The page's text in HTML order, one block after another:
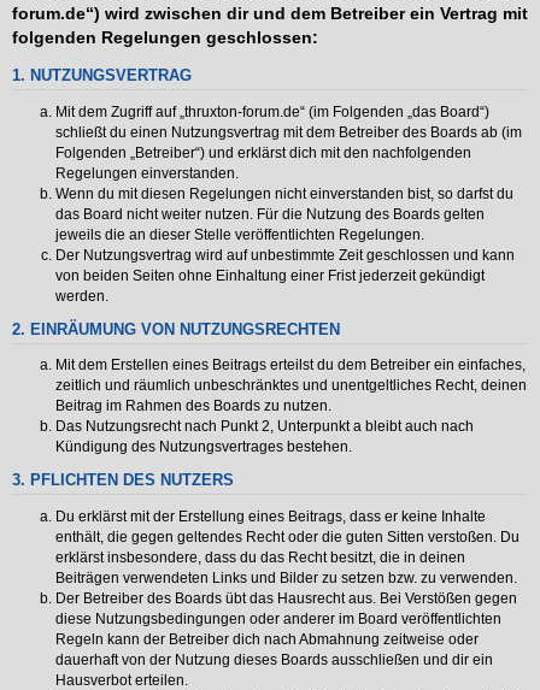
forum.de“) wird zwischen dir und dem Betreiber ein Vertrag mit
folgenden Regelungen geschlossen:
1. NUTZUNGSVERTRAG
Mit dem Zugriff auf „thruxton-forum.de“ (im Folgenden „das Board“)
schließt du einen Nutzungsvertrag mit dem Betreiber des Boards ab (im
Folgenden „Betreiber“) und erklärst dich mit den nachfolgenden
Regelungen einverstanden.
Wenn du mit diesen Regelungen nicht einverstanden bist, so darfst du
das Board nicht weiter nutzen. Für die Nutzung des Boards gelten
jeweils die an dieser Stelle veröffentlichten Regelungen.
Der Nutzungsvertrag wird auf unbestimmte Zeit geschlossen und kann
von beiden Seiten ohne Einhaltung einer Frist jederzeit gekündigt
werden.
2. EINRÄUMUNG VON NUTZUNGSRECHTEN
Mit dem Erstellen eines Beitrags erteilst du dem Betreiber ein einfaches,
zeitlich und räumlich unbeschränktes und unentgeltliches Recht, deinen
Beitrag im Rahmen des Boards zu nutzen.
Das Nutzungsrecht nach Punkt 2, Unterpunkt a bleibt auch nach
Kündigung des Nutzungsvertrages bestehen.
3. PFLICHTEN DES NUTZERS
Du erklärst mit der Erstellung eines Beitrags, dass er keine Inhalte
enthält, die gegen geltendes Recht oder die guten Sitten verstoßen. Du
erklärst insbesondere, dass du das Recht besitzt, die in deinen
Beiträgen verwendeten Links und Bilder zu setzen bzw. zu verwenden.
Der Betreiber des Boards übt das Hausrecht aus. Bei Verstößen gegen
diese Nutzungsbedingungen oder anderer im Board veröffentlichten
Regeln kann der Betreiber dich nach Abmahnung zeitweise oder
dauerhaft von der Nutzung dieses Boards ausschließen und dir ein
Hausverbot erteilen.